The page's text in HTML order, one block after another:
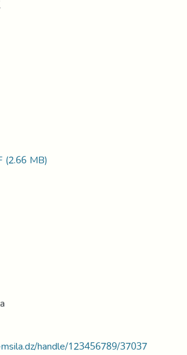
(2.66 MB)
handle/123456789/37037